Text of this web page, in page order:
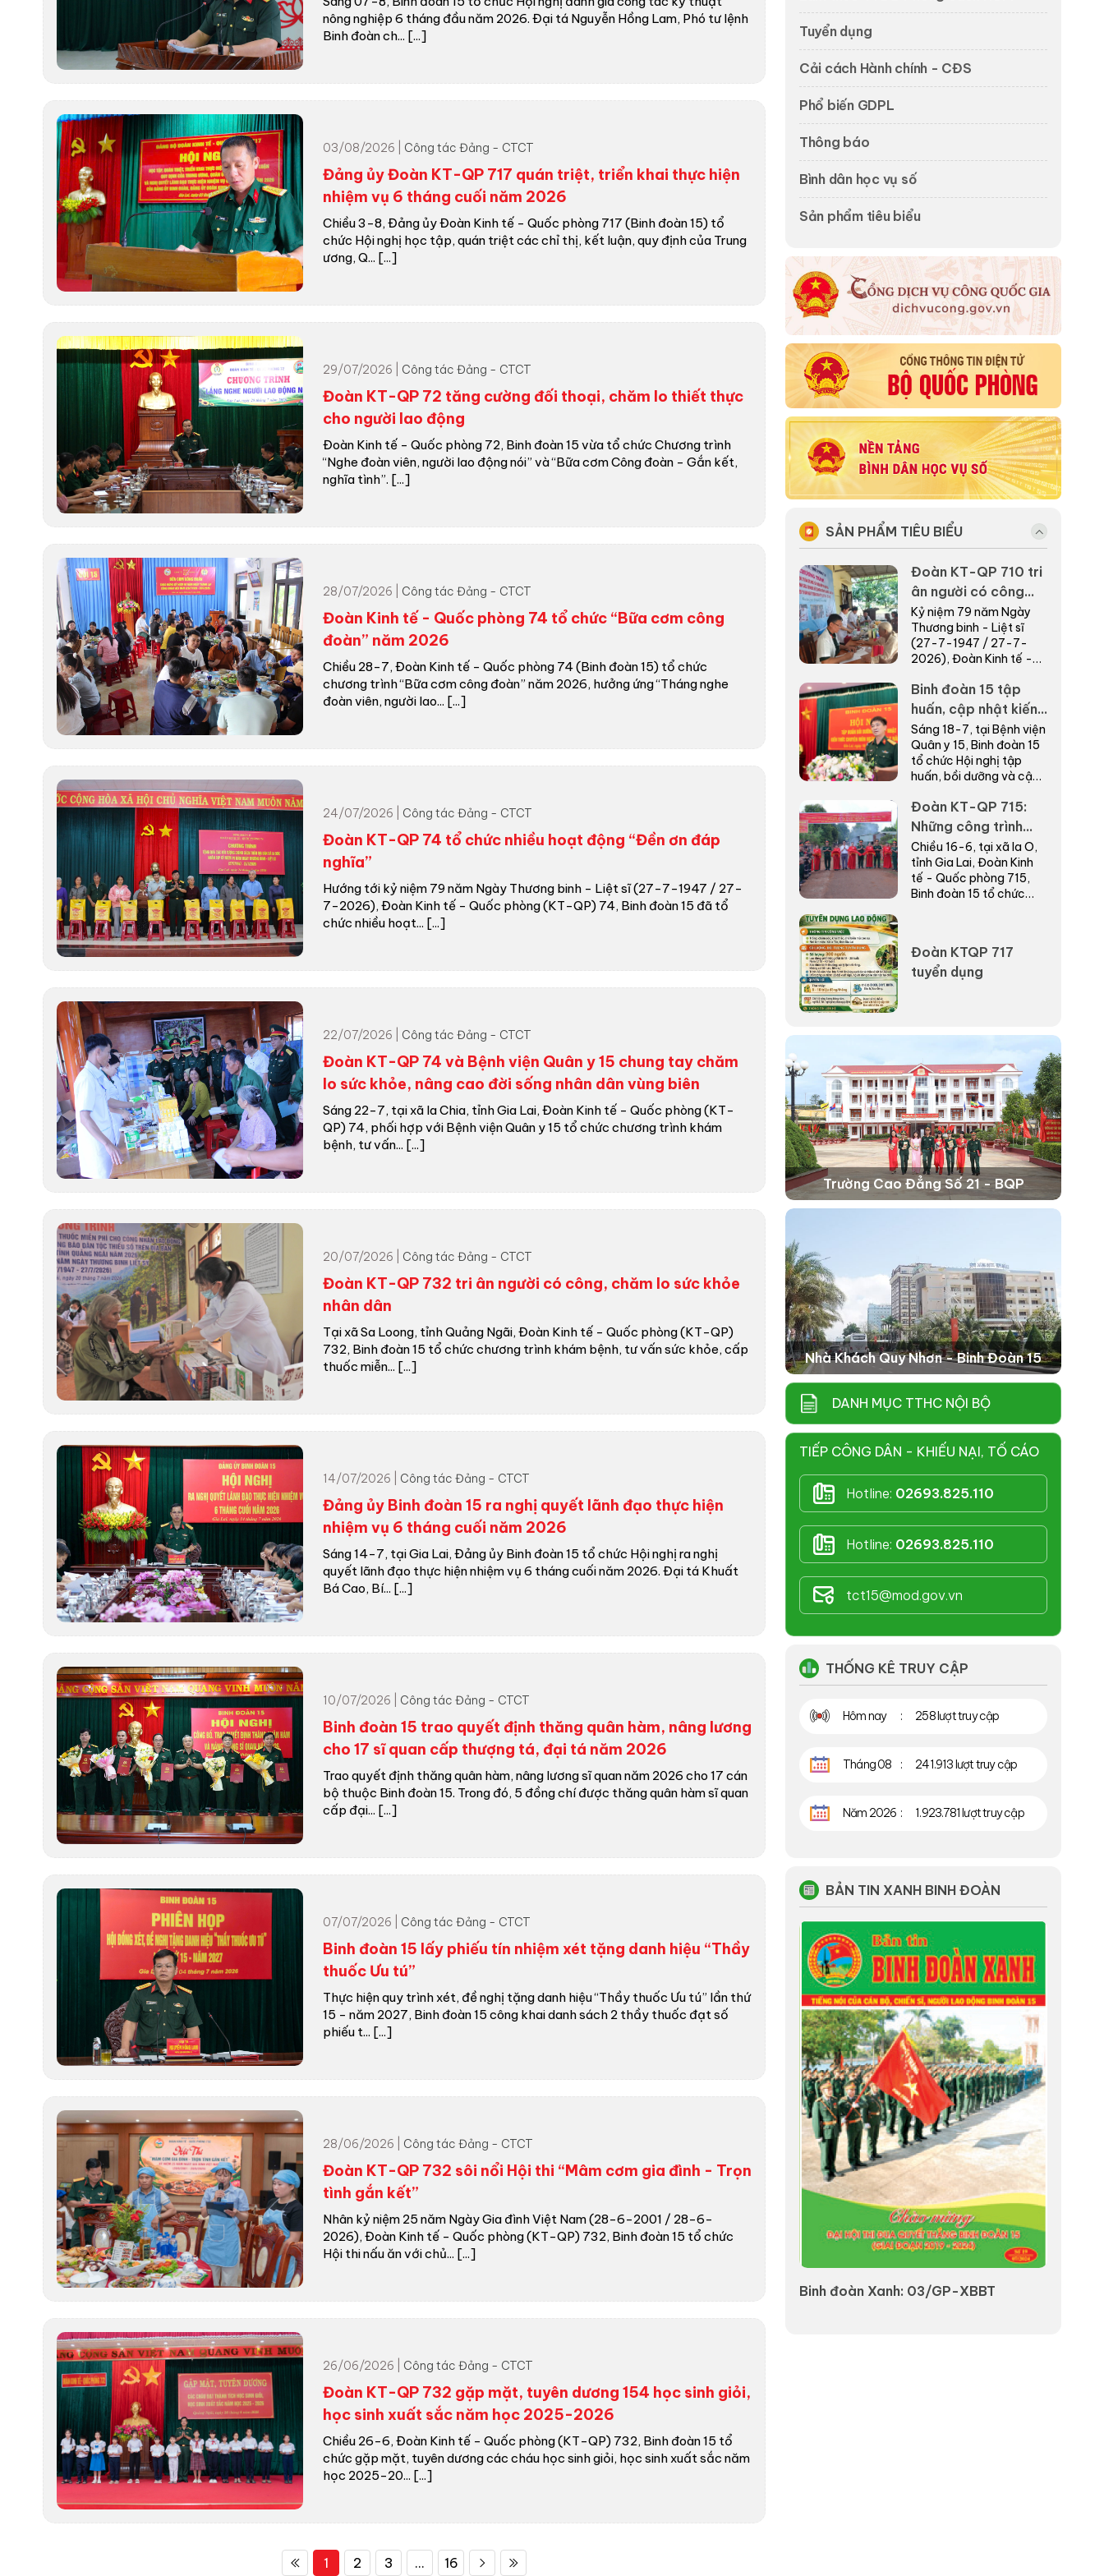
nông nghiệp 6 tháng đầu năm 2026. Đại tá Nguyễn Hồng Lam, Phó tư lệnh
Binh đoàn ch... [...]
03/08/2026 | Công tác Đảng - CTCT
Đảng ủy Đoàn KT-QP 717 quán triệt, triển khai thực hiện
nhiệm vụ 6 tháng cuối năm 2026
Chiều 3-8, Đảng ủy Đoàn Kinh tế - Quốc phòng 717 (Binh đoàn 15) tổ
chức Hội nghị học tập, quán triệt các chỉ thị, kết luận, quy định của Trung
ương, Q... [...]
29/07/2026 | Công tác Đảng - CTCT
Đoàn KT-QP 72 tăng cường đối thoại, chăm lo thiết thực
cho người lao động
Đoàn Kinh tế - Quốc phòng 72, Binh đoàn 15 vừa tổ chức Chương trình
“Nghe đoàn viên, người lao động nói” và “Bữa cơm Công đoàn - Gắn kết,
nghĩa tình”. [...]
28/07/2026 | Công tác Đảng - CTCT
Đoàn Kinh tế - Quốc phòng 74 tổ chức “Bữa cơm công
đoàn” năm 2026
Chiều 28-7, Đoàn Kinh tế - Quốc phòng 74 (Binh đoàn 15) tổ chức
chương trình “Bữa cơm công đoàn” năm 2026, hưởng ứng “Tháng nghe
đoàn viên, người lao... [...]
24/07/2026 | Công tác Đảng - CTCT
Đoàn KT-QP 74 tổ chức nhiều hoạt động “Đền ơn đáp
nghĩa”
Hướng tới kỷ niệm 79 năm Ngày Thương binh - Liệt sĩ (27-7-1947 / 27-
7-2026), Đoàn Kinh tế - Quốc phòng (KT-QP) 74, Binh đoàn 15 đã tổ
chức nhiều hoạt... [...]
22/07/2026 | Công tác Đảng - CTCT
Đoàn KT-QP 74 và Bệnh viện Quân y 15 chung tay chăm
lo sức khỏe, nâng cao đời sống nhân dân vùng biên
Sáng 22-7, tại xã Ia Chia, tỉnh Gia Lai, Đoàn Kinh tế - Quốc phòng (KT-
QP) 74, phối hợp với Bệnh viện Quân y 15 tổ chức chương trình khám
bệnh, tư vấn... [...]
20/07/2026 | Công tác Đảng - CTCT
Đoàn KT-QP 732 tri ân người có công, chăm lo sức khỏe
nhân dân
Tại xã Sa Loong, tỉnh Quảng Ngãi, Đoàn Kinh tế - Quốc phòng (KT-QP)
732, Binh đoàn 15 tổ chức chương trình khám bệnh, tư vấn sức khỏe, cấp
thuốc miễn... [...]
14/07/2026 | Công tác Đảng - CTCT
Đảng ủy Binh đoàn 15 ra nghị quyết lãnh đạo thực hiện
nhiệm vụ 6 tháng cuối năm 2026
Sáng 14-7, tại Gia Lai, Đảng ủy Binh đoàn 15 tổ chức Hội nghị ra nghị
quyết lãnh đạo thực hiện nhiệm vụ 6 tháng cuối năm 2026. Đại tá Khuất
Bá Cao, Bí... [...]
10/07/2026 | Công tác Đảng - CTCT
Binh đoàn 15 trao quyết định thăng quân hàm, nâng lương
cho 17 sĩ quan cấp thượng tá, đại tá năm 2026
Trao quyết định thăng quân hàm, nâng lương sĩ quan năm 2026 cho 17 cán
bộ thuộc Binh đoàn 15. Trong đó, 5 đồng chí được thăng quân hàm sĩ quan
cấp đại... [...]
07/07/2026 | Công tác Đảng - CTCT
Binh đoàn 15 lấy phiếu tín nhiệm xét tặng danh hiệu “Thầy
thuốc Ưu tú”
Thực hiện quy trình xét, đề nghị tặng danh hiệu “Thầy thuốc Ưu tú” lần thứ
15 - năm 2027, Binh đoàn 15 công khai danh sách 2 thầy thuốc đạt số
phiếu t... [...]
28/06/2026 | Công tác Đảng - CTCT
Đoàn KT-QP 732 sôi nổi Hội thi “Mâm cơm gia đình - Trọn
tình gắn kết”
Nhân kỷ niệm 25 năm Ngày Gia đình Việt Nam (28-6-2001 / 28-6-
2026), Đoàn Kinh tế - Quốc phòng (KT-QP) 732, Binh đoàn 15 tổ chức
Hội thi nấu ăn với chủ... [...]
26/06/2026 | Công tác Đảng - CTCT
Đoàn KT-QP 732 gặp mặt, tuyên dương 154 học sinh giỏi,
học sinh xuất sắc năm học 2025-2026
Chiều 26-6, Đoàn Kinh tế - Quốc phòng (KT-QP) 732, Binh đoàn 15 tổ
chức gặp mặt, tuyên dương các cháu học sinh giỏi, học sinh xuất sắc năm
học 2025-20... [...]
1 2 3 ... 16
Tuyển dụng
Cải cách Hành chính - CĐS
Phổ biến GDPL
Thông báo
Bình dân học vụ số
Sản phẩm tiêu biểu
SẢN PHẨM TIÊU BIỂU
Đoàn KT-QP 710 tri
ân người có công
bằng những việc làm
thiết thực nơi biên
giới
Kỷ niệm 79 năm Ngày
Thương binh - Liệt sĩ
(27-7-1947 / 27-7-
2026), Đoàn Kinh tế -
710, Binh đoàn 15 phối
hợp với cấp ủy, chính
quyề...
Binh đoàn 15 tập
huấn, cập nhật kiến
thức chuyên môn
ngành Quân y năm
2026
Sáng 18-7, tại Bệnh viện
Quân y 15, Binh đoàn 15
tổ chức Hội nghị tập
huấn, bồi dưỡng và cập
môn ngành Quân y năm
2026.
Đoàn KT-QP 715:
Những công trình
thiết thực chào
mừng 40 năm Ngày
truyền thống
Chiều 16-6, tại xã Ia O,
tỉnh Gia Lai, Đoàn Kinh
tế - Quốc phòng 715,
Binh đoàn 15 tổ chức
Đoàn KTQP 717
tuyển dụng
Trường Cao Đẳng Số 21 - BQP
Nhà Khách Quy Nhơn - Binh Đoàn 15
DANH MỤC TTHC NỘI BỘ
TIẾP CÔNG DÂN - KHIẾU NẠI, TỐ CÁO
Hotline: 02693.825.110
Hotline: 02693.825.110
tct15@mod.gov.vn
THỐNG KÊ TRUY CẬP
Hôm nay 258 lượt truy cập
Tháng 08 241.913 lượt truy cập
Năm 2026 1.923.781 lượt truy cập
BẢN TIN XANH BINH ĐOÀN
VÌ MÀU XANH TÂY NGUYÊN Binh đoàn Xanh: 03/GP-XBBT